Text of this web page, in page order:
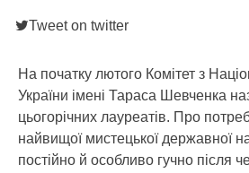
Tweet on twitter
На початку лютого Комітет з
України імені Тараса Шевченка
цьогорічних лауреатів. Про
найвищої мистецької державної
постійно й особливо гучно після